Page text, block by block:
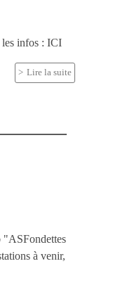
les infos : ICI
Lire la suite
"ASFondettes
à venir,